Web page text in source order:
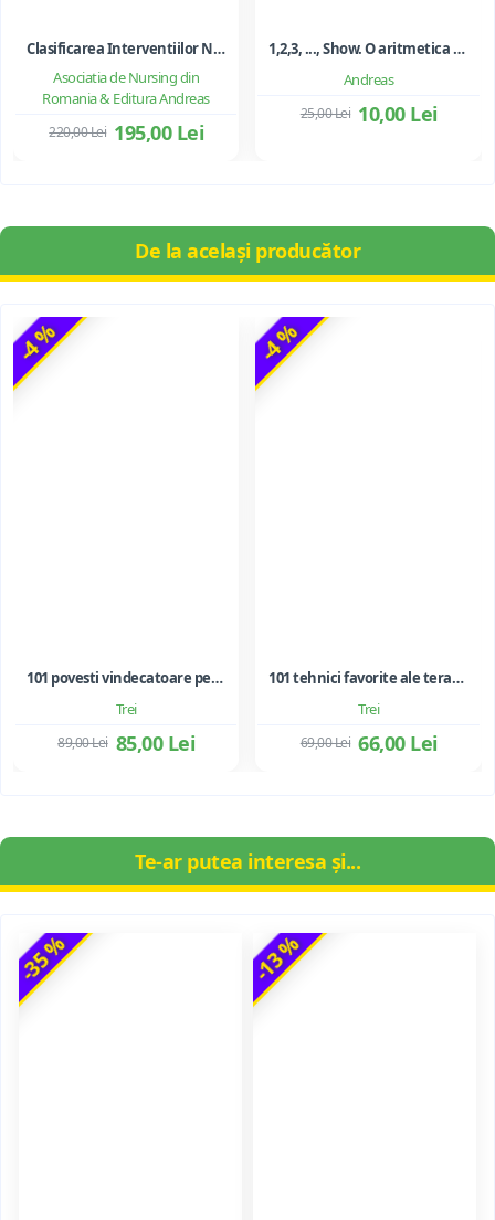
Asociatia de Nursing din
Romania & Editura Andreas
Clasificarea Interventiilor Nursing (NIC)
195,00 Lei
220,00 Lei
Andreas
1,2,3, ..., Show. O aritmetica emotionala, o poezie a matematicii - Ioan Dancila
10,00 Lei
25,00 Lei
De la același producător
-4 %
Trei
101 povesti vindecatoare pentru copii si adolescenti. Folosirea metaforelor in terapie
85,00 Lei
89,00 Lei
-4 %
Trei
101 tehnici favorite ale terapiei prin joc
66,00 Lei
69,00 Lei
Te-ar putea interesa și...
-35 % -13 %